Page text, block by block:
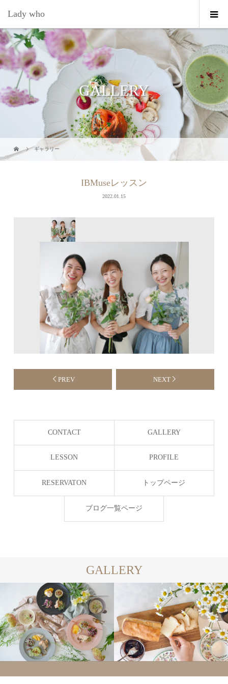
Lady who
GALLERY
ギャラリー
IBMuseレッスン
2022.01.15
PREV NEXT
CONTACT GALLERY
LESSON PROFILE
RESERVATON トップページ
ブログ一覧ページ
GALLERY